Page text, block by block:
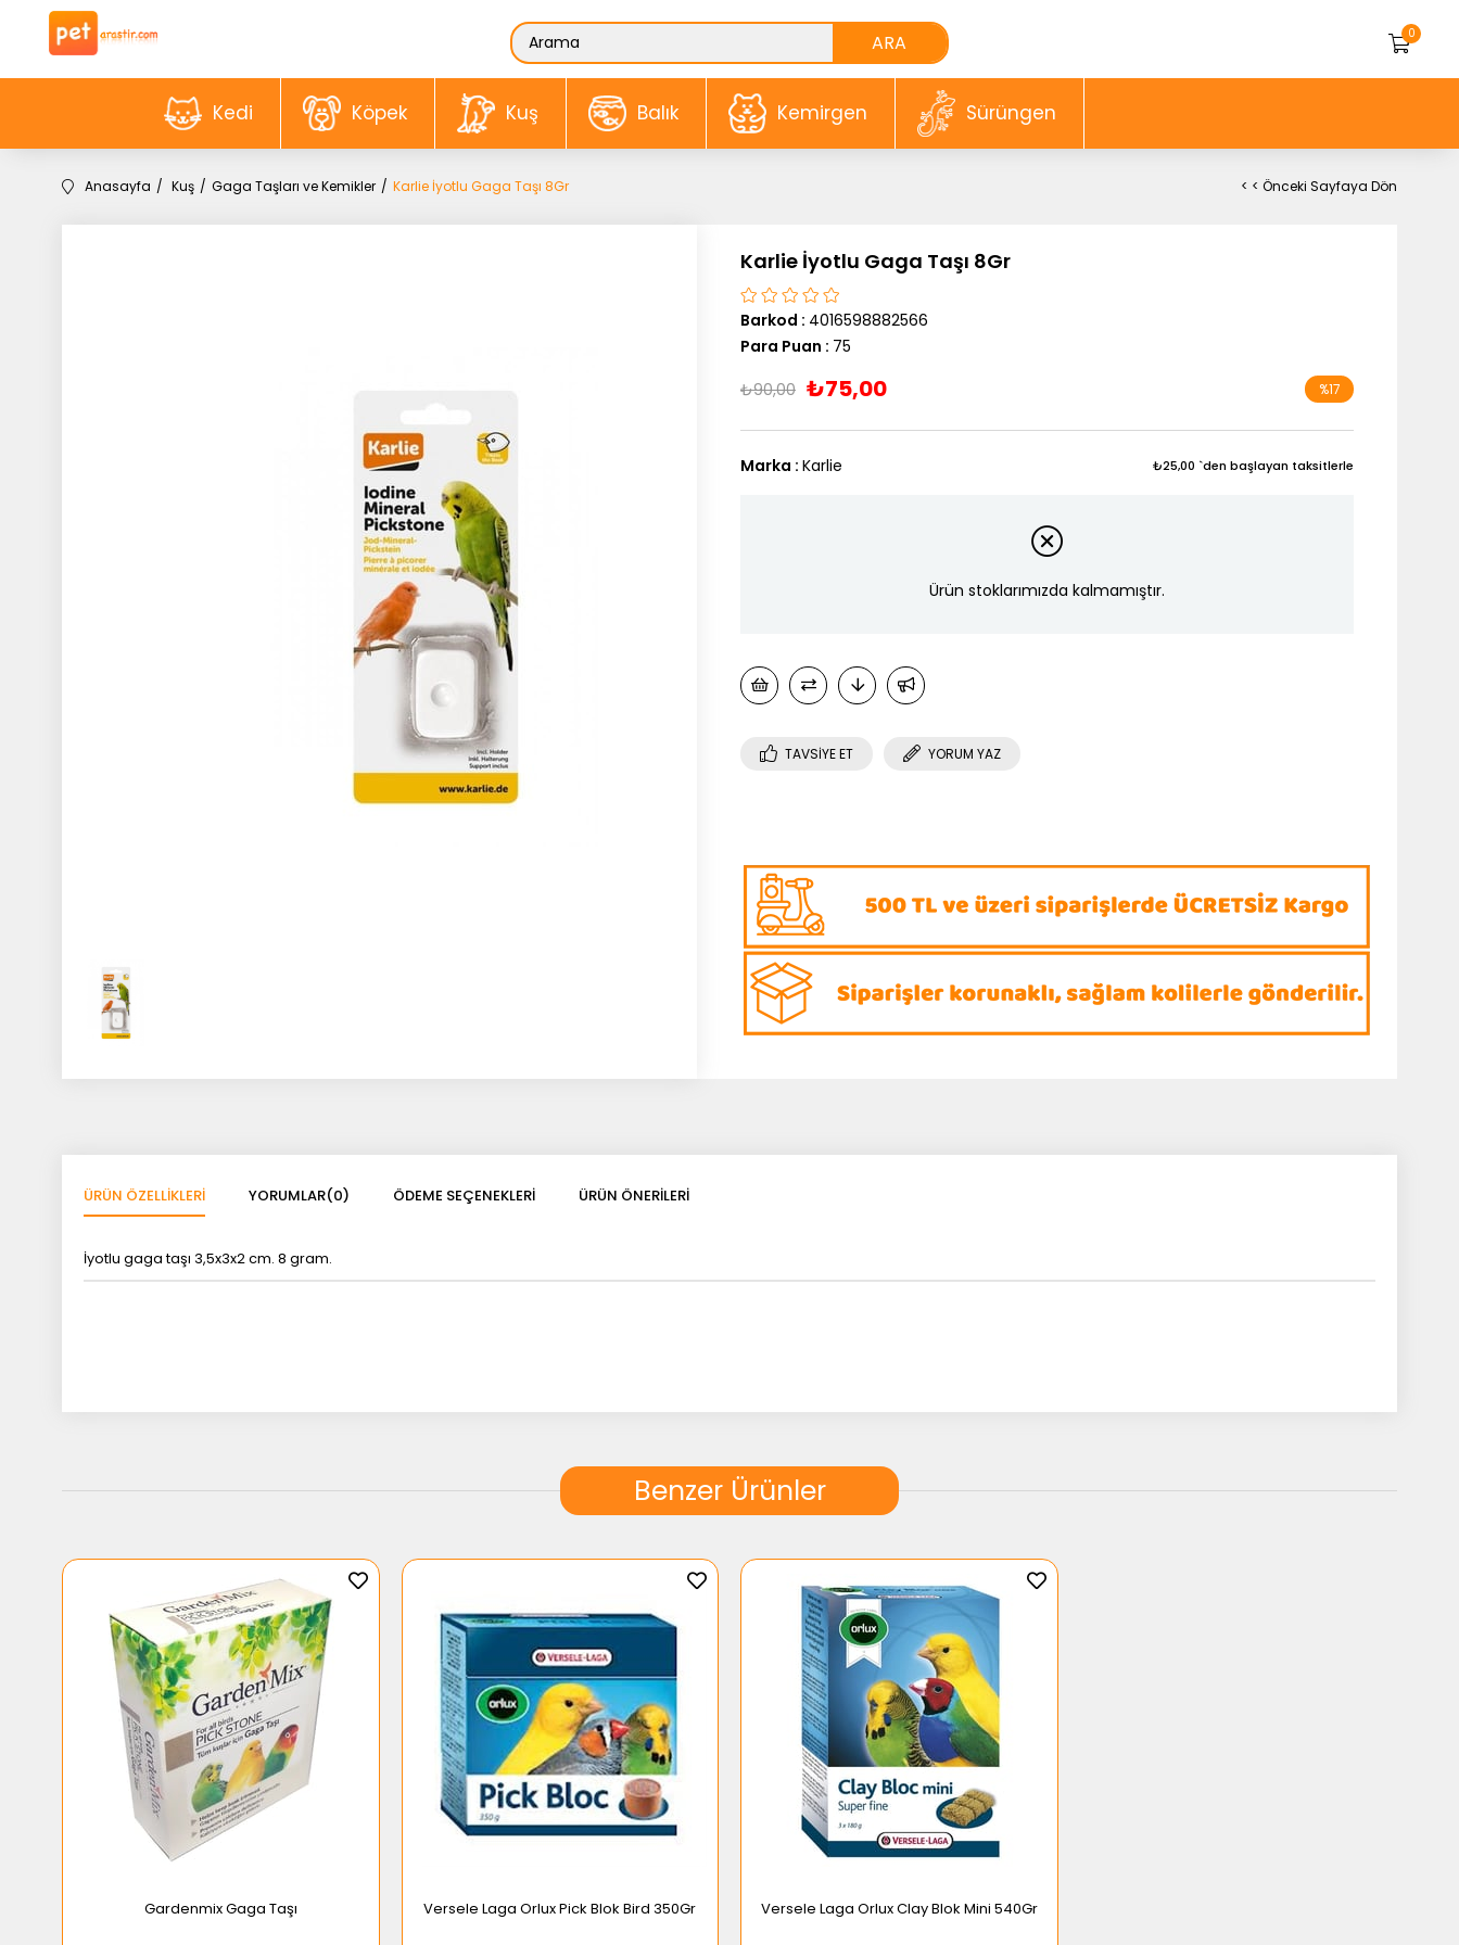
0
Kedi Köpek Kuş Balık Kemirgen Sürüngen
Anasayfa Kuş Gaga Taşları ve Kemikler Karlie İyotlu Gaga Taşı 8Gr < < Önceki Sayfaya Dön
Karlie İyotlu Gaga Taşı 8Gr
Barkod : 4016598882566
Para Puan : 75
₺90,00 ₺75,00 %17
Marka : Karlie ₺25,00 `den başlayan taksitlerle
Ürün stoklarımızda kalmamıştır.
TAVSIYE ET YORUM YAZ
ÜRÜN ÖZELLIKLERI YORUMLAR(0) ÖDEME SEÇENEKLERI ÜRÜN ÖNERILERI
İyotlu gaga taşı 3,5x3x2 cm. 8 gram.
Benzer Ürünler
Gardenmix Gaga Taşı Versele Laga Orlux Pick Blok Bird 350Gr Versele Laga Orlux Clay Blok Mini 540Gr